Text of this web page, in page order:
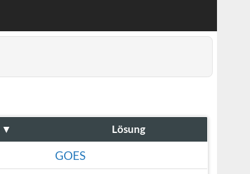
▼ Lösung
GOES